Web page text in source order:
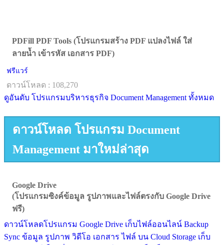
PDFill PDF Tools (โปรแกรมสร้าง PDF แปลงไฟล์ ใส่
ลายน้ำ เข้ารหัส เอกสาร PDF)
ฟรีแวร์
ดาวน์โหลด : 108,270
ดูอันดับ โปรแกรมบริหารธุรกิจ Document Management ทั้งหมด
ดาวน์โหลด โปรแกรม Document
Management มาใหม่ล่าสุด
Google Drive
(โปรแกรมซิงค์ข้อมูล รูปภาพและไฟล์ตรงกับ Google Drive
ฟรี)
ดาวน์โหลดโปรแกรม Google Drive เก็บไฟล์ออนไลน์ Backup
Sync ข้อมูล รูปภาพ วิดีโอ เอกสาร ไฟล์ บน Cloud Storage เก็บ